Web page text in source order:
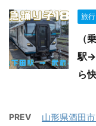
旅行
（
駅→
ら
PREV
山形県酒田